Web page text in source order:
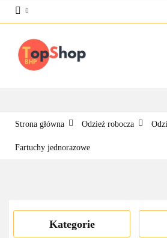
Strona główna Odzież robocza
Fartuchy jednorazowe
Kategorie